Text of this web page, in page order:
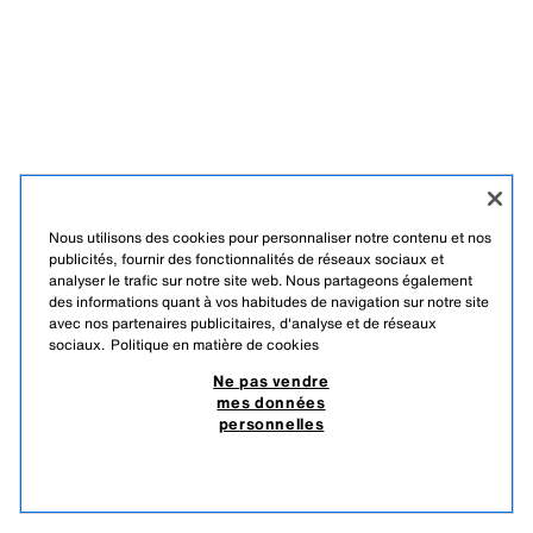
Nous utilisons des cookies pour personnaliser notre contenu et nos
publicités, fournir des fonctionnalités de réseaux sociaux et
analyser le trafic sur notre site web. Nous partageons également
des informations quant à vos habitudes de navigation sur notre site
avec nos partenaires publicitaires, d'analyse et de réseaux
sociaux. Politique en matière de cookies
Ne pas vendre
mes données
personnelles